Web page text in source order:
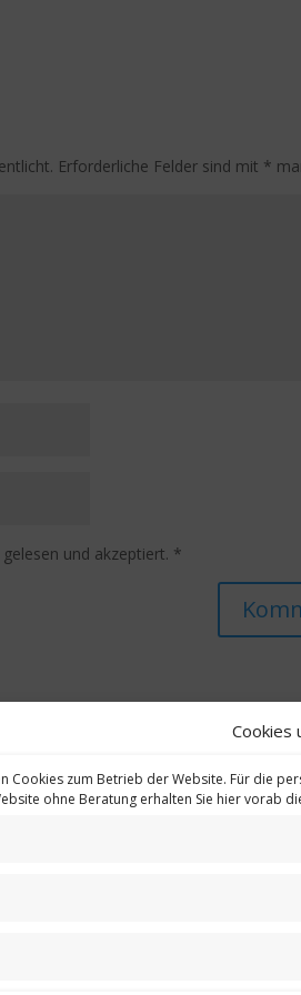
Cookies
Cookies zum Betrieb der Website. Für die
ohne Beratung erhalten Sie hier vorab
Erforderliche Felder sind mit *
gelesen und akzeptiert. *